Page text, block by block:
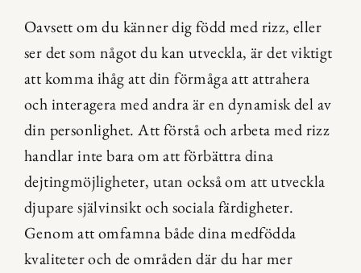
Oavsett om du känner dig född med rizz, eller
ser det som något du kan utveckla, är det viktigt
att komma ihåg att din förmåga att attrahera
och interagera med andra är en dynamisk del av
din personlighet. Att förstå och arbeta med rizz
handlar inte bara om att förbättra dina
dejtingmöjligheter, utan också om att utveckla
djupare självinsikt och sociala färdigheter.
Genom att omfamna både dina medfödda
kvaliteter och de områden där du har mer